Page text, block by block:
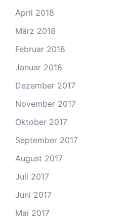
April 2018
März 2018
Februar 2018
Januar 2018
Dezember 2017
November 2017
Oktober 2017
September 2017
August 2017
Juli 2017
Juni 2017
Mai 2017